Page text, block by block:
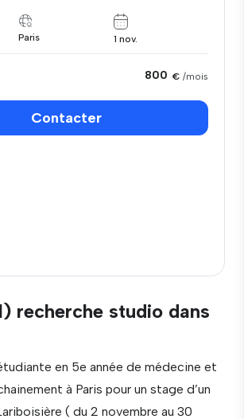
Paris 1 nov.
800 € /mois
Contacter
recherche studio dans
en 5e année de médecine et
à Paris pour un stage d’un
( du 2 novembre au 30